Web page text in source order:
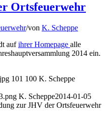
Ortsfeuerwehr
/von K. Scheppe
aufihrer Homepage alle
2014 ein.
101 100 K. Scheppe
K. Scheppe2014-01-05
zur JHV der Ortsfeuerwehr